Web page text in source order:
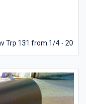
Trp 131 from 1/4 - 20